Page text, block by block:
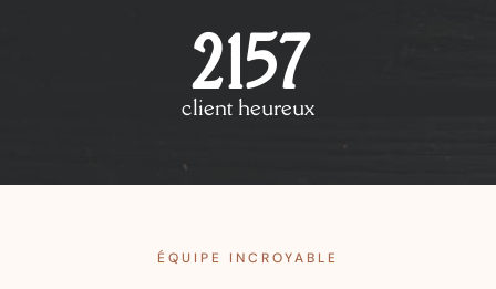
client heureux
2157
ÉQUIPE INCROYABLE